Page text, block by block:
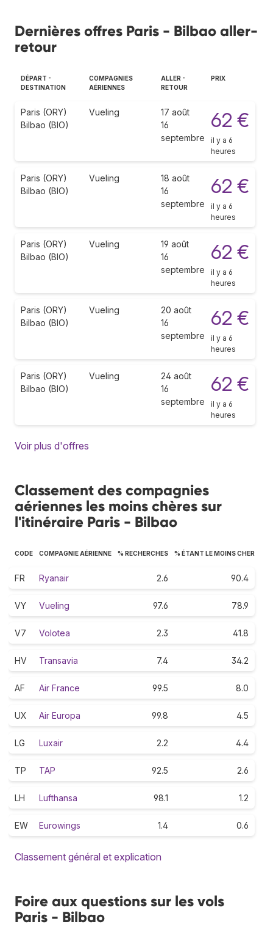
Dernières offres Paris - Bilbao aller-
retour
DÉPART -
DESTINATION
COMPAGNIES
AÉRIENNES
ALLER -
RETOUR
PRIX
Paris (ORY)
Bilbao (BIO)
Vueling
17 août
16
septembre
62 €
il y a 6
heures
Paris (ORY)
Bilbao (BIO)
Vueling
18 août
16
septembre
62 €
il y a 6
heures
Paris (ORY)
Bilbao (BIO)
Vueling
19 août
16
septembre
62 €
il y a 6
heures
Paris (ORY)
Bilbao (BIO)
Vueling
20 août
16
septembre
62 €
il y a 6
heures
Paris (ORY)
Bilbao (BIO)
Vueling
24 août
16
septembre
62 €
il y a 6
heures
Voir plus d'offres
Classement des compagnies
aériennes les moins chères sur
l'itinéraire Paris - Bilbao
CODE COMPAGNIE AÉRIENNE % RECHERCHES % ÉTANT LE MOINS CHER
FR Ryanair 2.6 90.4
VY Vueling 97.6 78.9
V7 Volotea 2.3 41.8
HV Transavia 7.4 34.2
AF Air France 99.5 8.0
UX Air Europa 99.8 4.5
LG Luxair 2.2 4.4
TP TAP 92.5 2.6
LH Lufthansa 98.1 1.2
EW Eurowings 1.4 0.6
Classement général et explication
Foire aux questions sur les vols
Paris - Bilbao